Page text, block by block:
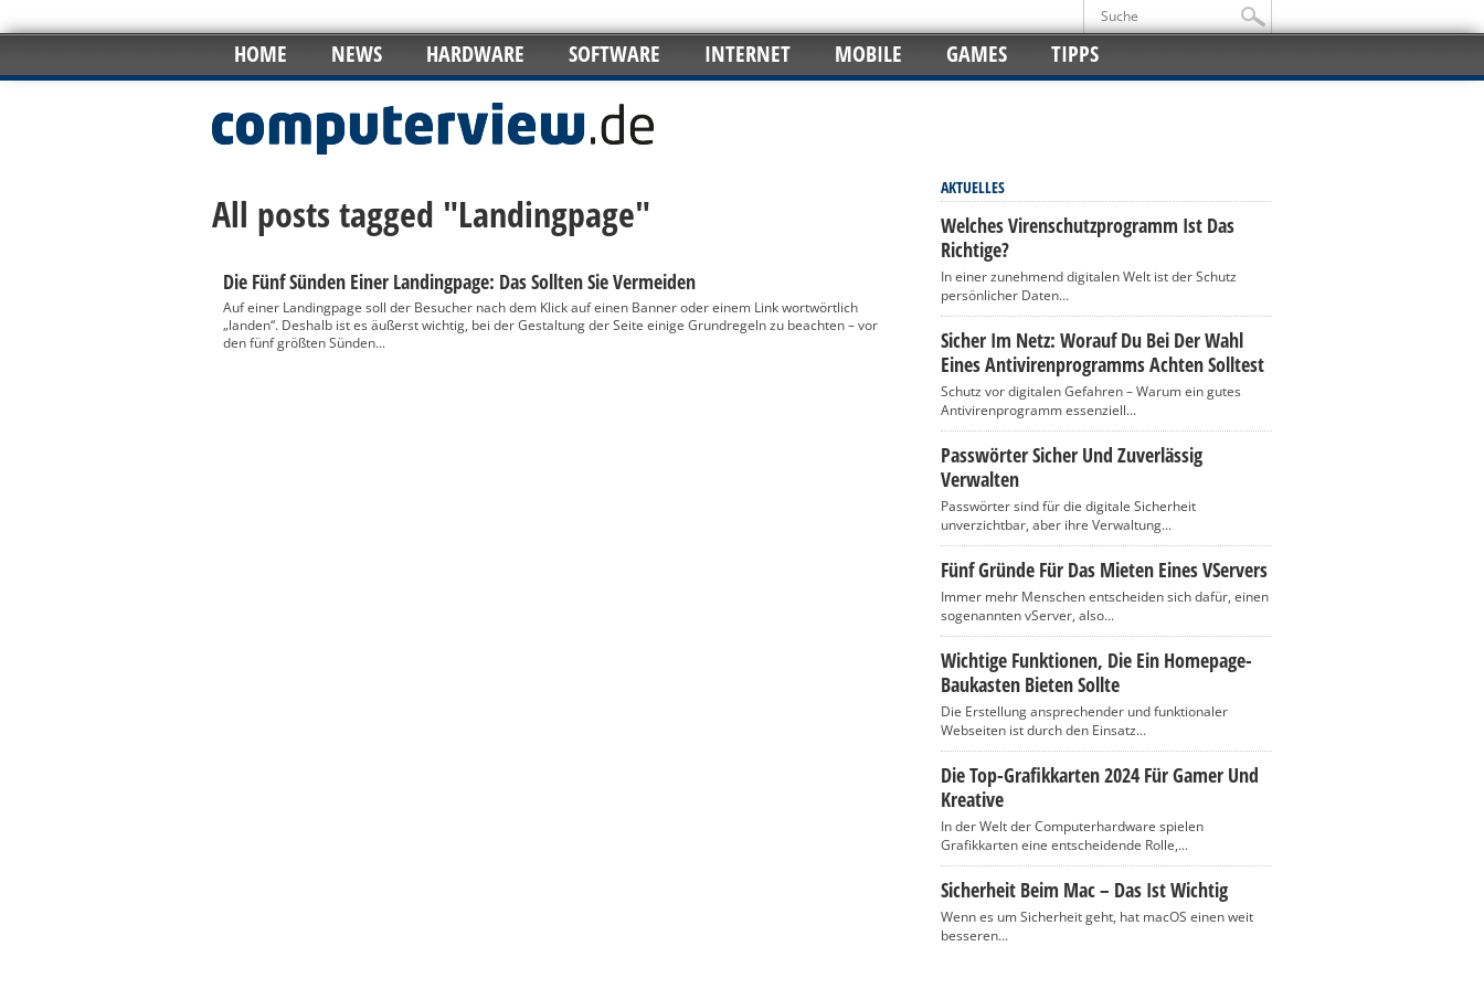
HOME NEWS HARDWARE SOFTWARE INTERNET MOBILE GAMES TIPPS
All posts tagged "Landingpage"
Die Fünf Sünden Einer Landingpage: Das Sollten Sie Vermeiden
Auf einer Landingpage soll der Besucher nach dem Klick auf einen Banner oder einem Link wortwörtlich
„landen“. Deshalb ist es äußerst wichtig, bei der Gestaltung der Seite einige Grundregeln zu beachten – vor
den fünf größten Sünden...
AKTUELLES
Welches Virenschutzprogramm Ist Das
Richtige?
In einer zunehmend digitalen Welt ist der Schutz
persönlicher Daten...
Sicher Im Netz: Worauf Du Bei Der Wahl
Eines Antivirenprogramms Achten Solltest
Schutz vor digitalen Gefahren – Warum ein gutes
Antivirenprogramm essenziell...
Passwörter Sicher Und Zuverlässig
Verwalten
Passwörter sind für die digitale Sicherheit
unverzichtbar, aber ihre Verwaltung...
Fünf Gründe Für Das Mieten Eines VServers
Immer mehr Menschen entscheiden sich dafür, einen
sogenannten vServer, also...
Wichtige Funktionen, Die Ein Homepage-
Baukasten Bieten Sollte
Die Erstellung ansprechender und funktionaler
Webseiten ist durch den Einsatz...
Die Top-Grafikkarten 2024 Für Gamer Und
Kreative
In der Welt der Computerhardware spielen
Grafikkarten eine entscheidende Rolle,...
Sicherheit Beim Mac – Das Ist Wichtig
Wenn es um Sicherheit geht, hat macOS einen weit
besseren...